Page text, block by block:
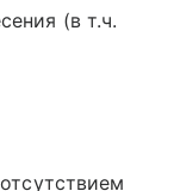
(в т.ч.